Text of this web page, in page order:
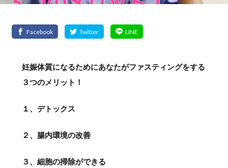
妊娠体質になるためにあなたがファスティングをする
３つのメリット！
１、デトックス
２、腸内環境の改善
３、細胞の掃除ができる